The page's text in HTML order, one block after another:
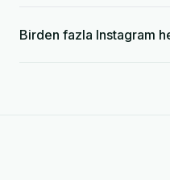
Birden fazla Instagram